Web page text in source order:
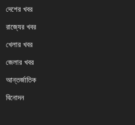
দেশের খবর
রাজ্যের খবর
খেলার খবর
জেলার খবর
আন্তর্জাতিক
বিনোদন